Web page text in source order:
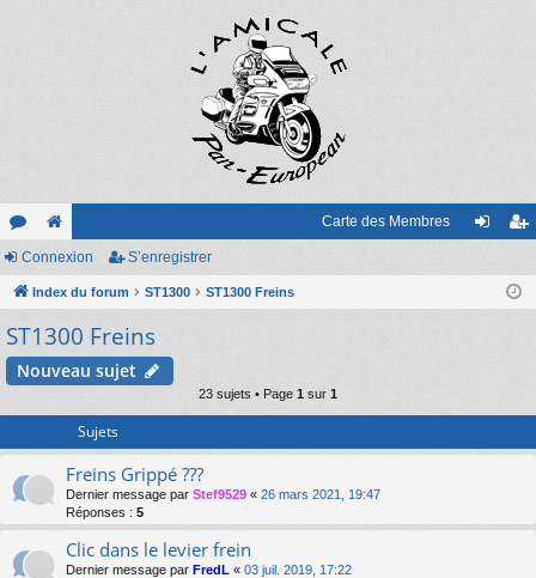
or
u
m
e
sit
e
Carte des Membres
nr
Connexion S’enregistrer
Index du forum ST1300 ST1300 Freins
ST1300 Freins
Nouveau sujet
23 sujets • Page 1 sur 1
Sujets
Freins Grippé ???
Dernier message par Stef9529 « 26 mars 2021, 19:47
Réponses : 5
Clic dans le levier frein
Dernier message par FredL « 03 juil. 2019, 17:22